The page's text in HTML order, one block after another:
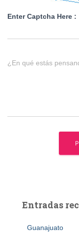
Enter Captcha Here :
¿En qué estás
Entradas
Guanajuato